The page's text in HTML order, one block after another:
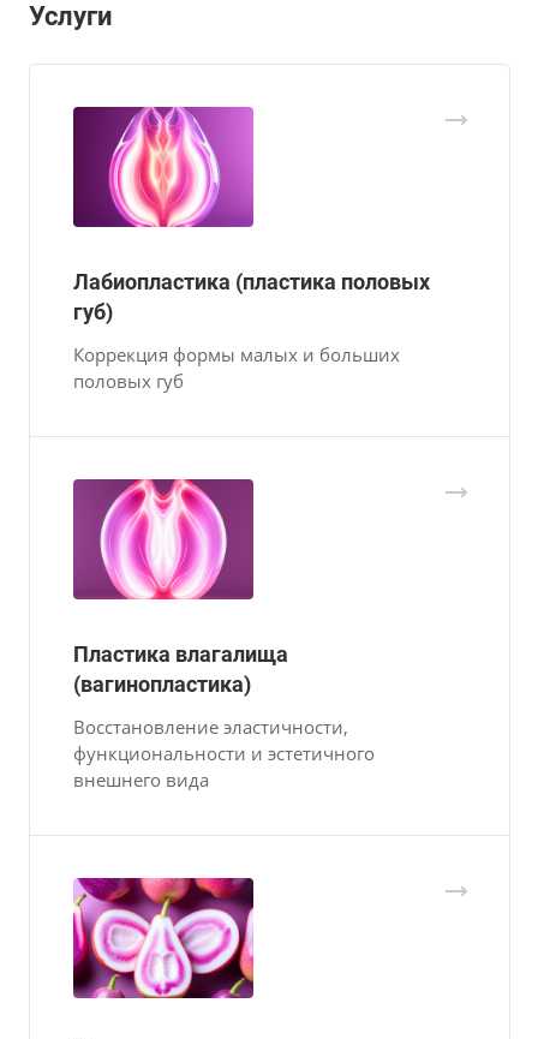
Услуги
Лабиопластика (пластика половых
губ)
Коррекция формы малых и больших
половых губ
Пластика влагалища
(вагинопластика)
Восстановление эластичности,
функциональности и эстетичного
внешнего вида